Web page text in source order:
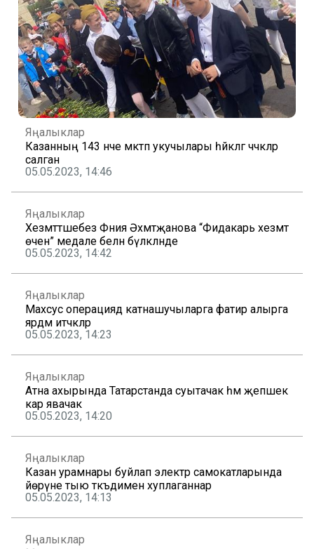
Яңалыклар
Казанның 143 нче мәктәп укучылары һәйкәлгә чәчәкләр
салган
05.05.2023, 14:46
Яңалыклар
Хезмәттәшебез Фәния Әхмәтҗанова “Фидакарь хезмәт
өчен” медале белән бүләкләнде
05.05.2023, 14:42
Яңалыклар
Махсус операциядә катнашучыларга фатир алырга
ярдәм итәчәкләр
05.05.2023, 14:23
Яңалыклар
Атна ахырында Татарстанда суытачак һәм җепшек
кар явачак
05.05.2023, 14:20
Яңалыклар
Казан урамнары буйлап электр самокатларында
йөрүне тыю тәкъдимен хуплаганнар
05.05.2023, 14:13
Яңалыклар